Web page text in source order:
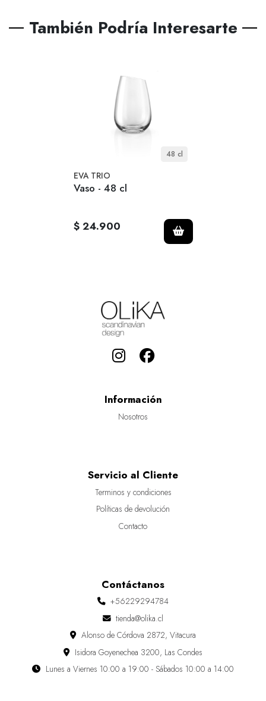
También Podría Interesarte
48 cl
EVA TRIO
Vaso - 48 cl
$ 24.900
Información
Nosotros
Servicio al Cliente
Terminos y condiciones
Políticas de devolución
Contacto
Contáctanos
+56229294784
tienda@olika.cl
Alonso de Córdova 2872, Vitacura
Isidora Goyenechea 3200, Las Condes
Lunes a Viernes 10:00 a 19:00 - Sábados 10:00 a 14:00